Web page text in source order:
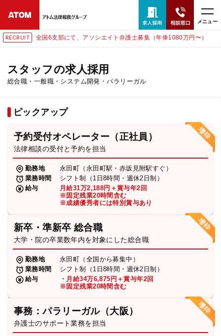
メニュー
部にて、アソシエイト弁護士募集（年俸1080万円〜） RECRUIT 東京に
スタッフの求人採用
総合職・一般職・システム開発・パラリーガル
ピックアップ
予約受付オペレーター（正社員）
法律相談の受付と予約を担当
勤務地
永田町（永田町駅・赤坂見附駅すぐ）
業務時間
シフト制（1日8時間・週休2日制）
給与
月給31万2,188円＋賞与年2回
※固定残業20時間含む
※成績優秀者には特別賞与あり
新卒・準新卒 総合職
大学・院の卒業数年内を対象にした総合職
勤務地
永田町（全国から募集中）
業務時間
シフト制（1日8時間・週休2日制）
給与
・月給34万6,875円＋賞与年2回
※固定残業20時間含む
事務：パラリーガル（大阪）
弁護士のサポート業務を担当
24時間365日全国対応
無料相談窓口はこちら
ホーム
取扱分野
解決実績
弁護士・税理士
費用
求人採用